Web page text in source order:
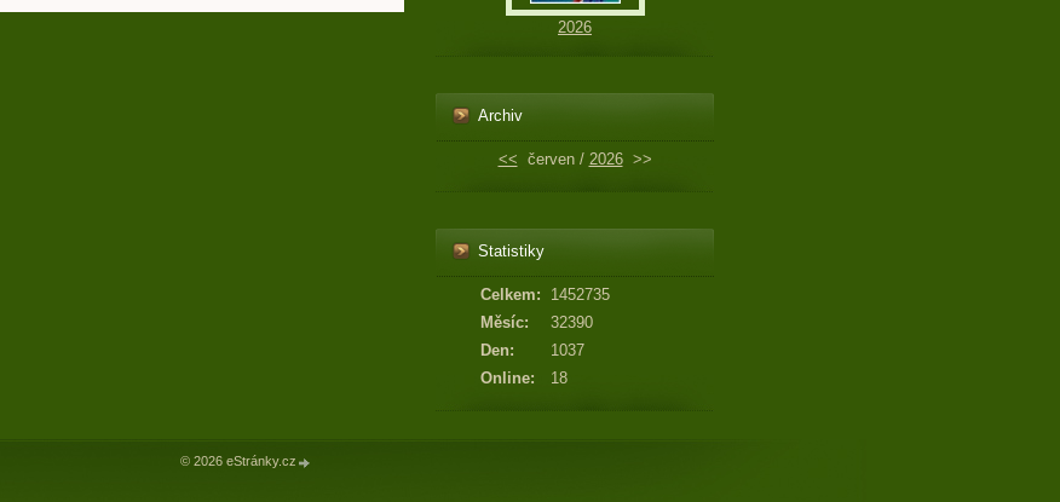
2026
Archiv
<< červen / 2026 >>
Statistiky
Online: 18
Celkem:
1452735
Měsíc:
32390
Den:
1037
© 2026 eStránky.cz